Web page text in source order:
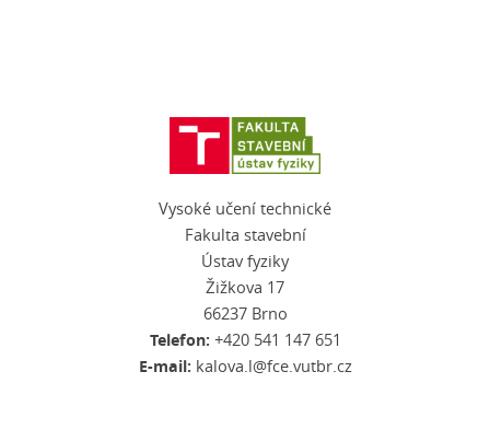
Vysoké učení technické
Fakulta stavební
Ústav fyziky
Žižkova 17
66237 Brno
Telefon: +420 541 147 651
E-mail: kalova.l@fce.vutbr.cz